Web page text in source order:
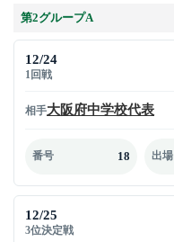
第2グループA
12/24
1回戦
相手大阪府中学校代表
番号 18 出場
12/25
3位決定戦